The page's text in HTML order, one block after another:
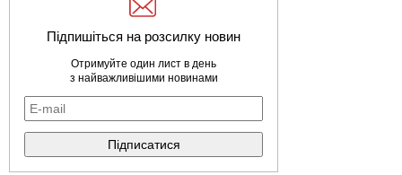
Підпишіться на розсилку новин
Отримуйте один лист в день
з найважливішими новинами